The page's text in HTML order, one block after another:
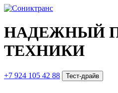
НАДЕЖНЫЙ
ТЕХНИКИ
+7 924 105 42 88 Тест-драйв